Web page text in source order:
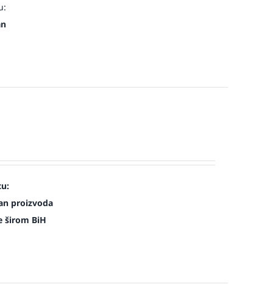
proizvoda
širom BiH